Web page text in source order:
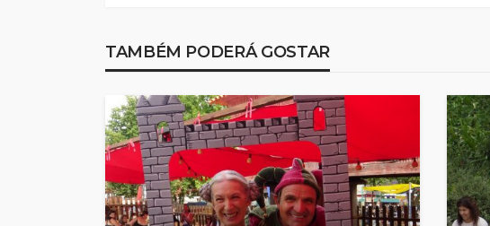
TAMBÉM PODERÁ GOSTARBeeceler na primeira etapa
Rádio Sintonia 2 dias atrás